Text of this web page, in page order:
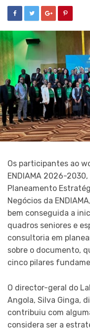
Os participantes ao
ENDIAMA 2026-
Planeamento
Negócios da
bem conseguida a
quadros seniores e
consultoria em
sobre o documento,
cinco pilares
O director-geral do
Angola, Silva Ginga,
contribuiu com
considera ser a